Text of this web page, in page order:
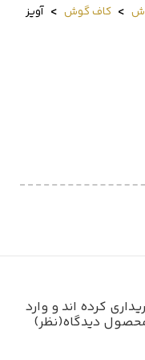
> کاف گوش > آویز
کرده اند و وارد
دیدگاه(نظر)